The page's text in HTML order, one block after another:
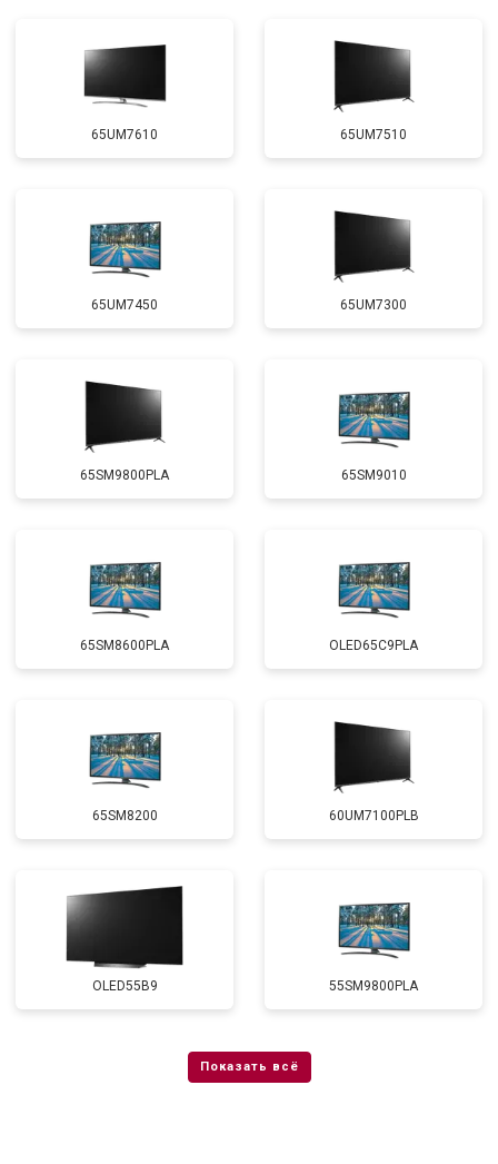
65UM7610 65UM7510
65UM7450 65UM7300
65SM9800PLA 65SM9010
65SM8600PLA OLED65C9PLA
65SM8200 60UM7100PLB
OLED55B9 55SM9800PLA